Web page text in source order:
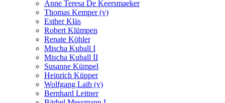
Anne Teresa De Keersmaeker
Thomas Kemper (v)
Esther Kläs
Robert Klümpen
Renate Köhler
Mischa Kuball I
Mischa Kuball II
Susanne Kümpel
Heinrich Küpper
Wolfgang Laib (v)
Bernhard Leitner